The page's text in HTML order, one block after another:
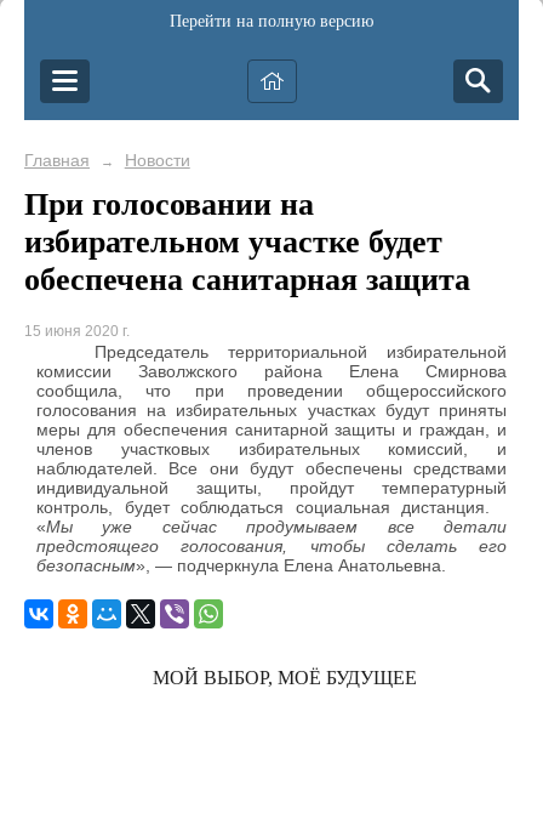
Перейти на полную версию
Главная → Новости
При голосовании на
избирательном участке будет
обеспечена санитарная защита
15 июня 2020 г.
Председатель территориальной избирательной
комиссии Заволжского района Елена Смирнова
сообщила, что при проведении общероссийского
голосования на избирательных участках будут приняты
меры для обеспечения санитарной защиты и граждан, и
членов участковых избирательных комиссий, и
наблюдателей. Все они будут обеспечены средствами
индивидуальной защиты, пройдут температурный
контроль, будет соблюдаться социальная дистанция.
«Мы уже сейчас продумываем все детали
предстоящего голосования, чтобы сделать его
безопасным», — подчеркнула Елена Анатольевна.
МОЙ ВЫБОР, МОЁ БУДУЩЕЕ